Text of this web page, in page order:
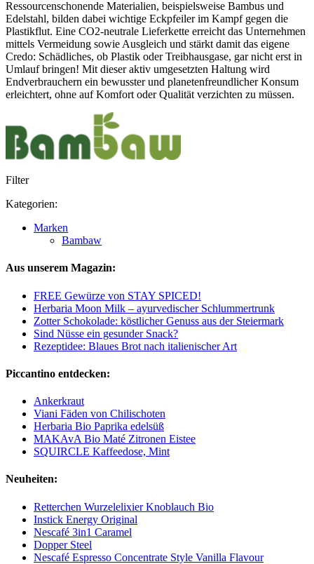
Ressourcenschonende Materialien, beispielsweise Bambus und
Edelstahl, bilden dabei wichtige Eckpfeiler im Kampf gegen die
Plastikflut. Eine CO2-neutrale Lieferkette erreicht das Unternehmen
mittels Vermeidung sowie Ausgleich und stärkt damit das eigene
Credo: Schädliches, ob Plastik oder Treibhausgase, gar nicht erst in
Umlauf bringen! Mit dieser aktiv umgesetzten Haltung wird
Endverbrauchern ein bewusster und planetenfreundlicher Konsum
erleichtert, ohne auf Komfort oder Qualität verzichten zu müssen.
Filter
Kategorien:
Marken
Bambaw
Aus unserem Magazin:
FREE Gewürze von STAY SPICED!
Herbaria Moon Milk – ayurvedischer Schlummertrunk
Zotter Schokolade: köstlicher Genuss aus der Steiermark
Sind Nüsse ein gesunder Snack?
Rezeptidee: Blaues Brot nach italienischer Art
Piccantino entdecken:
Ankerkraut
Viani Fäden von Chilischoten
Herbaria Bio Paprika edelsüß
MAKAvA Bio Maté Zitronen Eistee
SQUIRCLE Kaffeedose, Mint
Neuheiten:
Retterchen Wurzelelixier Knoblauch Bio
Instick Energy Original
Nescafé 3in1 Caramel
Dopper Steel
Nescafé Espresso Concentrate Style Vanilla Flavour